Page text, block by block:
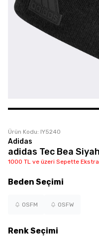
Ürün Kodu: IY5240
Adidas
adidas Tec Bea
1000 TL ve üzeri Sepette
RenkSeçimi
Beden Seçimi
OSFM OSFW